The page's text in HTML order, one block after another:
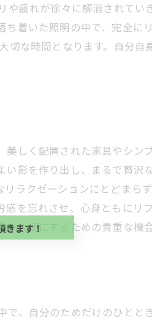
疲れが徐々に解消されてい
着いた照明の中で、完全に
な時間となります。自分自
しく配置された家具やシン
影を作り出し、まるで贅沢
ラクゼーションにとどまら
を忘れさせ、心身ともにリ
大切にするための貴重な機会
、自分のためだけのひとと
客様は
済の
下さい。
ます！
客様は
済の
下さい。
ます！